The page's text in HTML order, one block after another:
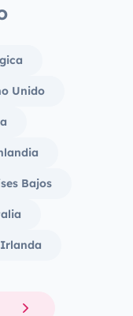
Unido
Bajos
Irlanda